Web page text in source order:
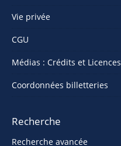
Vie privée
CGU
Médias : Crédits et Licences
Coordonnées billetteries
Recherche
Recherche avancée